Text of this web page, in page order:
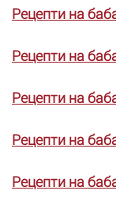
Рецепти на
Рецепти на
Рецепти на
Рецепти на
Рецепти на